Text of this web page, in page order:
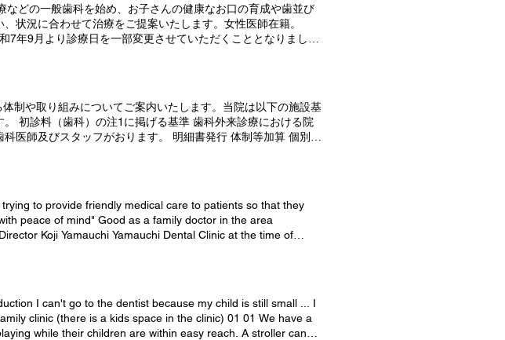
職場だと思います ・育児中の相談もしやすい職場です。 ・ま
：３０ 出勤～準備 ９：００ 午前の診療開始 １２：０
フルームでお昼を食べたり） １３：２０ 午後の診療
診療科目 山内歯科医院 宮崎県日向市春原町1丁目20 0982-
リーニング・ 子ども歯科（小児歯科）・子どもの歯並び矯
医院見学・応募 ま ずは見学に来てみませんか？ 自分と医院の
てみませんか？ ホームページでは分からない、スタッフや医
のみ、面接時の見学も可能です。日時、時間等もお気軽にご
bored. 特徴 5 有給休暇の取得しやすさ、福利厚生の充実
院だけでなく、コンサートや趣味のためなど、それぞれ色々
、厚生年金完備 ・雇用保険、労災保険 ・ユニフォーム、シュ
、患者さんやスタッフ同士、医院に関わる全ての人との丁寧
ことでやりがいや充実感は生まれます。 めりはりのある働き
しく働きながら患者さんの健康を守っていきましょう！ 募集
ップした ・これまで手がけたことのない仕事ができるように
か？ ・スタッフが明るい ・建物が新しくおしゃれで、気持ち
勉強していたい 求職者へのメッセージ ・とにかく皆仲良しな
乗ってもらえます。 ・子供の患者さんが多いので子供好きに
育児中の相談もしやすい職場です。 ・まずは見学にきてみま
準備 ８ ：４０ 午前の診療開始 １２：３０ 午前の診療
片付けが終了次第帰宅します 医院情報 医院
の歯並び矯正・ マタニティ歯科・ホワイトニング・審美歯
自分と医院の相性が合いそうかどうか、就職後の自分がイメ
スタッフや医院の雰囲気、患者さんとの対話、治療の様子な
もお気軽にご相談ください。 スタッフ一同、お待ちしており
の一般歯科を始め、お子さんの健康なお口の育成や歯並び
状況に合わせて治療をご提案いたします。女性医師在籍。
年9月より診療日を一部変更させていただくこととなりまし
変更ある際は、またお知らせいたします。 ご理解とご協力を
ぜひご確認ください。 2024/05/01 GW休診日のお知らせ R6年
2023/08/19 副院長 産休・育休のお知らせ 2023/08/02 求人の
ちらから→現在は募集しておりません。 2022/05/18 In the
Clinic has relocated to a new building across the road from
meet the expectations of patients, and we look forward to
制や取り組みについてご案内いたします。当院は以下の施設基
初診料（歯科）の注1に掲げる基準 歯科外来診療における院
医師及びスタッフがおります。 明細書発行 体制等加算 個別の
切な活用、治療器具の滅菌消毒やスタッフの感染対策研修、
携するとともに、医療安全に係る十分な体制を整備していま
置しており、院内感染防止対策に十分な体制を整備していま
の心身特性および緊急時対応に係る研修を全て完了した管理
とができるレーザー機器を設置しています。 CAD/CAM冠及
用いて製作されるクラウン・インレーを使用し、治療を行っ
とした調整や指導を適切に行います。 歯科技工士連携加算1及
士が連携し、対面で口腔内の確認を行います。必要に応じて
宅や施設で療養している患者さまに対する訪問歯科診療を行
to provide friendly medical care to patients so that they
peace of mind" Good as a family doctor in the area
Koji Yamauchi Yamauchi Dental Clinic at the time of
and Oral Surgery Resident 2010 Medical corporation
Clinical Periodontology ・ Japan Floor Correction Study
】 ・ Drawing a picture ・ Work ·hot spring ·trip ·reading
I can't go to the dentist because my child is still small ... I
clinic (there is a kids space in the clinic) 01 01 We have a
while their children are within easy reach. A stroller can